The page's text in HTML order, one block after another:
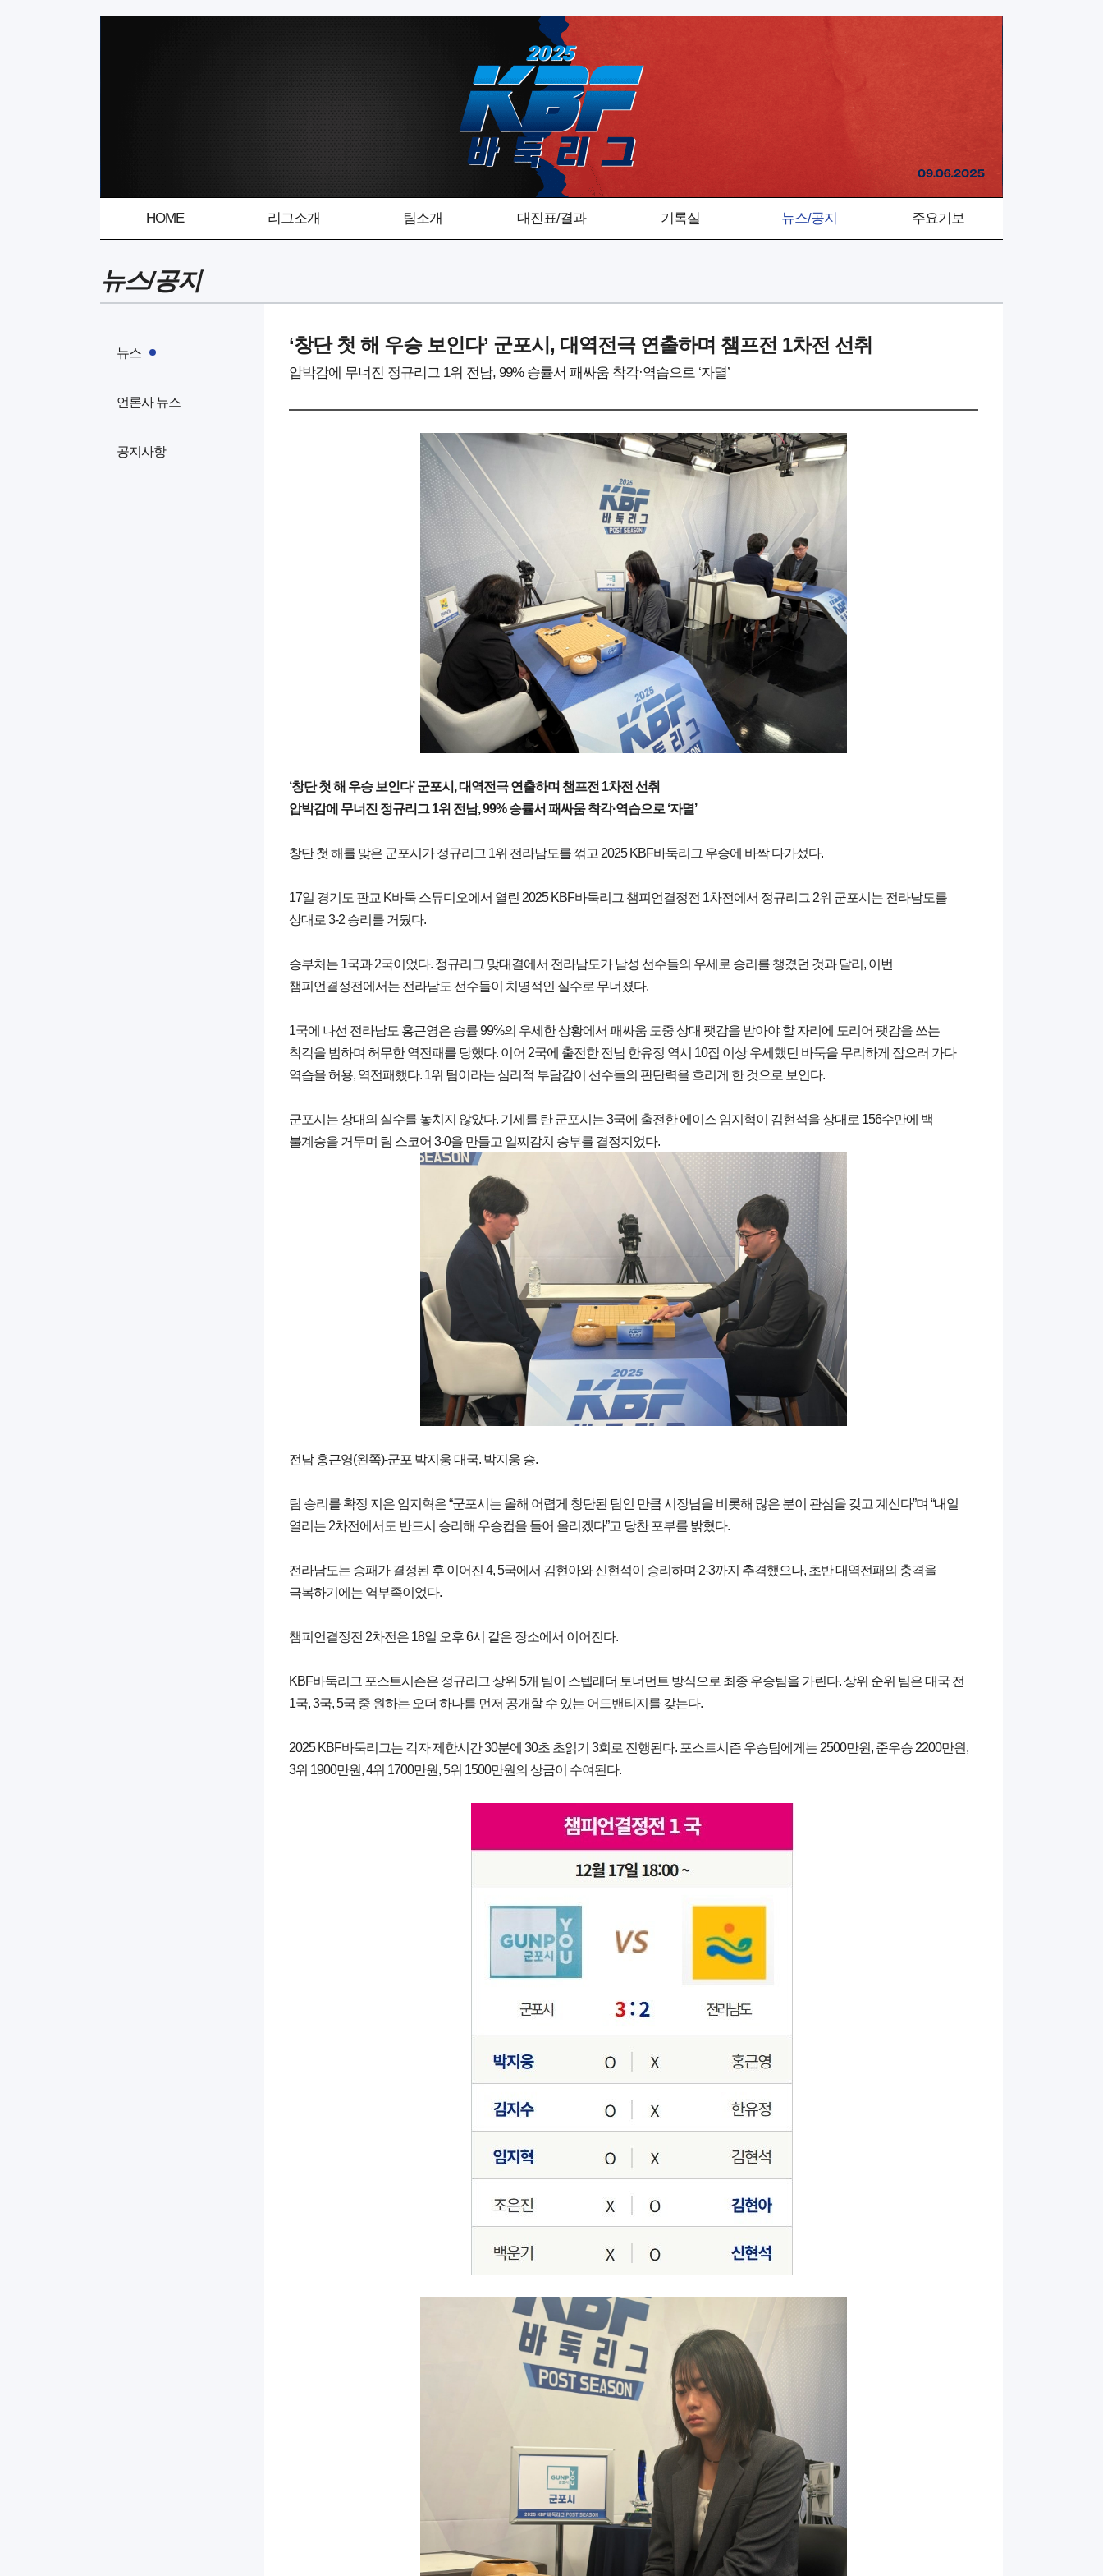
HOME 리그소개 팀소개 대진표/결과 기록실 뉴스/공지 주요기보
뉴스/공지
뉴스
언론사 뉴스
공지사항
‘창단 첫 해 우승 보인다’ 군포시, 대역전극 연출하며 챔프전 1차전 선취
압박감에 무너진 정규리그 1위 전남, 99% 승률서 패싸움 착각·역습으로 ‘자멸’
‘창단 첫 해 우승 보인다’ 군포시, 대역전극 연출하며 챔프전 1차전 선취
압박감에 무너진 정규리그 1위 전남, 99% 승률서 패싸움 착각·역습으로 ‘자멸’
창단 첫 해를 맞은 군포시가 정규리그 1위 전라남도를 꺾고 2025 KBF바둑리그 우승에 바짝 다가섰다.
17일 경기도 판교 K바둑 스튜디오에서 열린 2025 KBF바둑리그 챔피언결정전 1차전에서 정규리그 2위 군포시는 전라남도를
상대로 3-2 승리를 거뒀다.
승부처는 1국과 2국이었다. 정규리그 맞대결에서 전라남도가 남성 선수들의 우세로 승리를 챙겼던 것과 달리, 이번
챔피언결정전에서는 전라남도 선수들이 치명적인 실수로 무너졌다.
1국에 나선 전라남도 홍근영은 승률 99%의 우세한 상황에서 패싸움 도중 상대 팻감을 받아야 할 자리에 도리어 팻감을 쓰는
착각을 범하며 허무한 역전패를 당했다. 이어 2국에 출전한 전남 한유정 역시 10집 이상 우세했던 바둑을 무리하게 잡으러 가다
역습을 허용, 역전패했다. 1위 팀이라는 심리적 부담감이 선수들의 판단력을 흐리게 한 것으로 보인다.
군포시는 상대의 실수를 놓치지 않았다. 기세를 탄 군포시는 3국에 출전한 에이스 임지혁이 김현석을 상대로 156수만에 백
불계승을 거두며 팀 스코어 3-0을 만들고 일찌감치 승부를 결정지었다.
전남 홍근영(왼쪽)-군포 박지웅 대국. 박지웅 승.
팀 승리를 확정 지은 임지혁은 “군포시는 올해 어렵게 창단된 팀인 만큼 시장님을 비롯해 많은 분이 관심을 갖고 계신다”며 “내일
열리는 2차전에서도 반드시 승리해 우승컵을 들어 올리겠다”고 당찬 포부를 밝혔다.
전라남도는 승패가 결정된 후 이어진 4, 5국에서 김현아와 신현석이 승리하며 2-3까지 추격했으나, 초반 대역전패의 충격을
극복하기에는 역부족이었다.
챔피언결정전 2차전은 18일 오후 6시 같은 장소에서 이어진다.
KBF바둑리그 포스트시즌은 정규리그 상위 5개 팀이 스텝래더 토너먼트 방식으로 최종 우승팀을 가린다. 상위 순위 팀은 대국 전
1국, 3국, 5국 중 원하는 오더 하나를 먼저 공개할 수 있는 어드밴티지를 갖는다.
2025 KBF바둑리그는 각자 제한시간 30분에 30초 초읽기 3회로 진행된다. 포스트시즌 우승팀에게는 2500만원, 준우승 2200만원,
3위 1900만원, 4위 1700만원, 5위 1500만원의 상금이 수여된다.